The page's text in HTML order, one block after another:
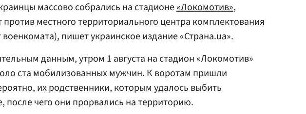
массово собрались на стадионе«Локомотив»,
против местного территориального центра комплектования
пишет украинское издание «Страна.ua».
данным, утром 1 августа на стадион «Локомотив»
ста мобилизованных мужчин. К воротам пришли
их родственники, которым удалось выбить
после чего они прорвались на территорию.